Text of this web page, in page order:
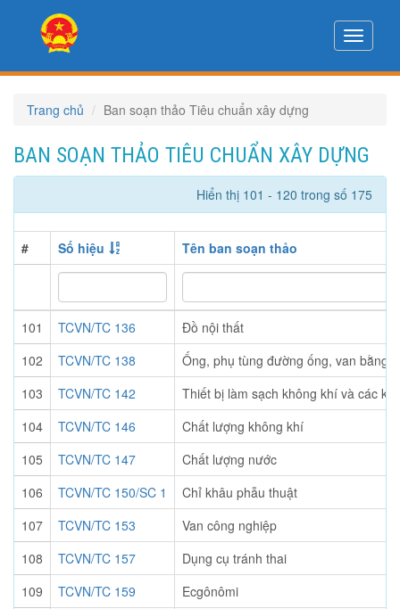
Toggle
Trang chủ Ban soạn thảo Tiêu chuẩn xây dựng
BAN SOẠN THẢO TIÊU CHUẨN XÂY DỰNG
Hiển thị 101 - 120 trong số 175
# Số hiệu Tên ban soạn thảo
101 TCVN/TC 136
Đồ nội thất
102
TCVN/TC 138
Ống, phụ tùng đường ống, van bằng
103
TCVN/TC 142
Thiết bị làm sạch không khí và các
104
TCVN/TC 146
Chất lượng không khí
105
TCVN/TC 147
Chất lượng nước
106
TCVN/TC 150/SC 1
Chỉ khâu phẫu thuật
107
TCVN/TC 153
Van công nghiệp
108
TCVN/TC 157
Dụng cụ tránh thai
109
TCVN/TC 159
Ecgônômi